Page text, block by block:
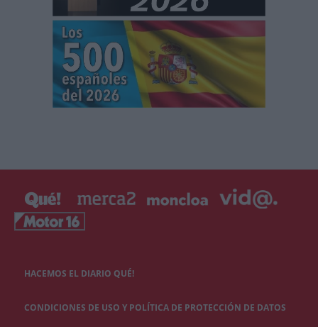
HACEMOS EL DIARIO QUÉ!
CONDICIONES DE USO Y POLÍTICA DE PROTECCIÓN DE DATOS